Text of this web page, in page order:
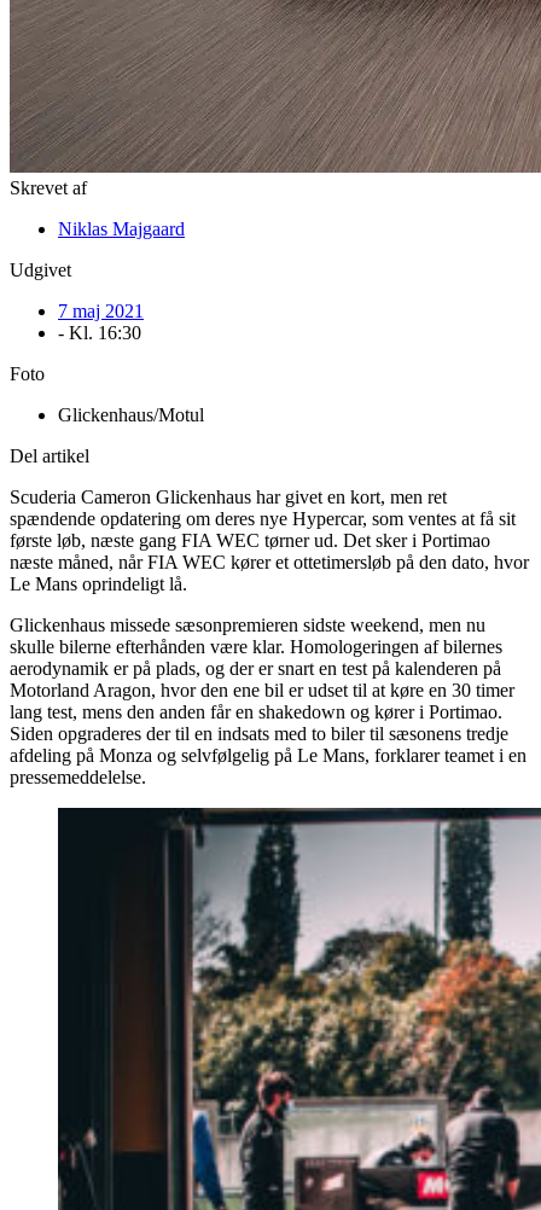
Skrevet af
Niklas Majgaard
Udgivet
7 maj 2021
- Kl. 16:30
Foto
Glickenhaus/Motul
Del artikel
Scuderia Cameron Glickenhaus har givet en kort, men ret
spændende opdatering om deres nye Hypercar, som ventes at få sit
første løb, næste gang FIA WEC tørner ud. Det sker i Portimao
næste måned, når FIA WEC kører et ottetimersløb på den dato, hvor
Le Mans oprindeligt lå.
Glickenhaus missede sæsonpremieren sidste weekend, men nu
skulle bilerne efterhånden være klar. Homologeringen af bilernes
aerodynamik er på plads, og der er snart en test på kalenderen på
Motorland Aragon, hvor den ene bil er udset til at køre en 30 timer
lang test, mens den anden får en shakedown og kører i Portimao.
Siden opgraderes der til en indsats med to biler til sæsonens tredje
afdeling på Monza og selvfølgelig på Le Mans, forklarer teamet i en
pressemeddelelse.